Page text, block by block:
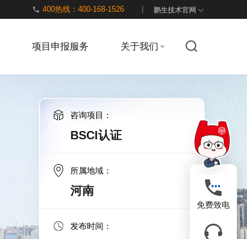
400热线：400-168-1526 鹏生技术官网
项目申报服务 关于我们
咨询项目：
BSCI认证
所属地域：
河南
发布时间：
免费致电